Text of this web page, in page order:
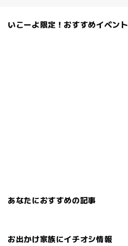
いこーよ限定！おすすめイベント
あなたにおすすめの記事
お出かけ家族にイチオシ情報